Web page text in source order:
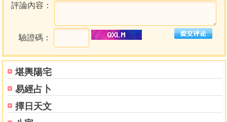
堪輿陽宅
易經占卜
擇日天文
評論內容：
驗證碼：